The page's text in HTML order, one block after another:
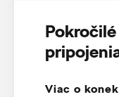
Viac o